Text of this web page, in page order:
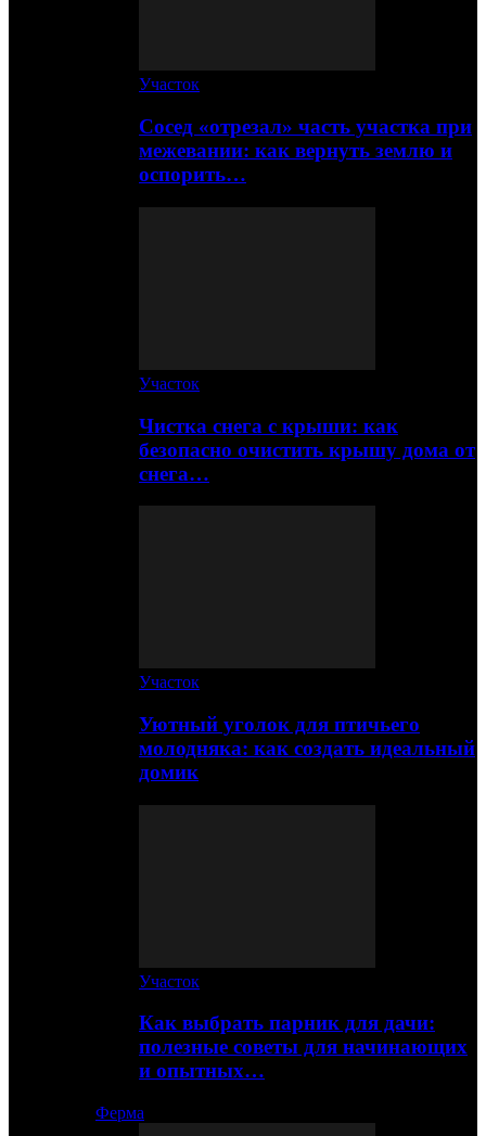
Участок
Сосед «отрезал» часть участка при
межевании: как вернуть землю и
оспорить…
Участок
Чистка снега с крыши: как
безопасно очистить крышу дома от
снега…
Участок
Уютный уголок для птичьего
молодняка: как создать идеальный
домик
Участок
Как выбрать парник для дачи:
полезные советы для начинающих
и опытных…
Ферма